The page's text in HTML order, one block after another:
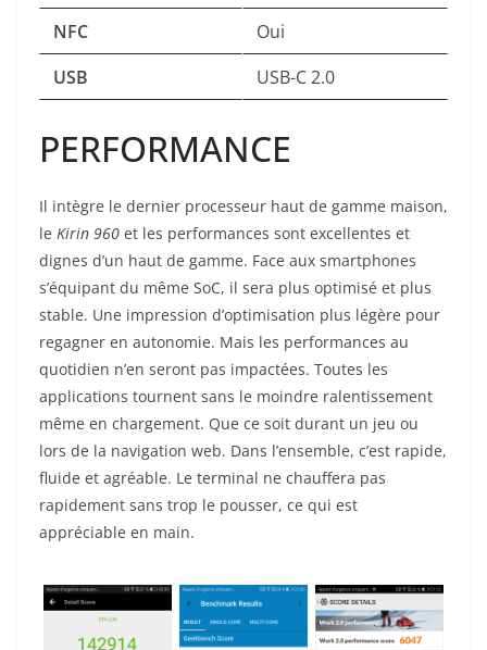
NFC
Oui
USB
USB-C 2.0
PERFORMANCE
Il intègre le dernier processeur haut de gamme maison,
le Kirin 960 et les performances sont excellentes et
dignes d’un haut de gamme. Face aux smartphones
s’équipant du même SoC, il sera plus optimisé et plus
stable. Une impression d’optimisation plus légère pour
regagner en autonomie. Mais les performances au
quotidien n’en seront pas impactées. Toutes les
applications tournent sans le moindre ralentissement
même en chargement. Que ce soit durant un jeu ou
lors de la navigation web. Dans l’ensemble, c’est rapide,
fluide et agréable. Le terminal ne chauffera pas
rapidement sans trop le pousser, ce qui est
appréciable en main.